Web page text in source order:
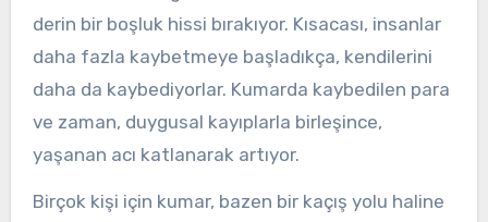
derin bir boşluk hissi bırakıyor. Kısacası, insanlar
daha fazla kaybetmeye başladıkça, kendilerini
daha da kaybediyorlar. Kumarda kaybedilen para
ve zaman, duygusal kayıplarla birleşince,
yaşanan acı katlanarak artıyor.
Birçok kişi için kumar, bazen bir kaçış yolu haline